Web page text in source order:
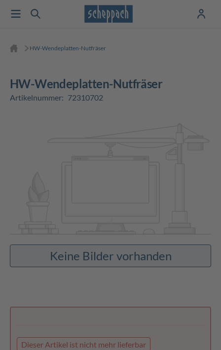
HW-Wendeplatten-Nutfräser
HW-Wendeplatten-Nutfräser
Artikelnummer: 72310702
Keine Bilder vorhanden
Dieser Artikel ist nicht mehr lieferbar